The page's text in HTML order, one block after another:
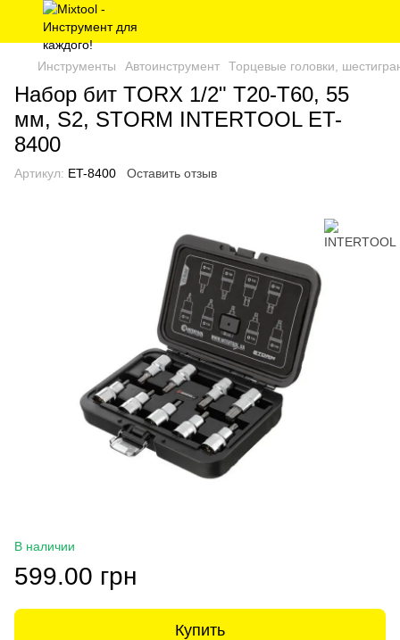
Инструменты Автоинструмент Торцевые головки,
Набор бит TORX 1/2" T20-T60, 55
мм, S2, STORM INTERTOOL ET-
8400
Артикул: ET-8400 Оставить отзыв
В наличии
599.00 грн
Купить